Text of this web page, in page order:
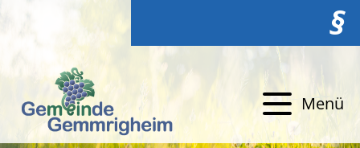
§
Menü